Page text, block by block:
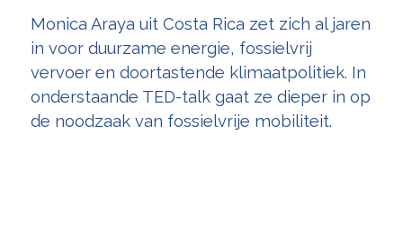
Monica Araya uit Costa Rica zet zich al jaren
in voor duurzame energie, fossielvrij
vervoer en doortastende klimaatpolitiek. In
onderstaande TED-talk gaat ze dieper in op
de noodzaak van fossielvrije mobiliteit.